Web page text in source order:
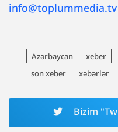
info@toplummedia.tv
Azərbaycan xeber
son xeber
xəbərlər
Bizim